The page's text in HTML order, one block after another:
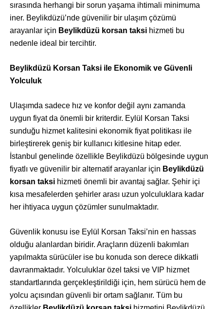
sırasında herhangi bir sorun yaşama ihtimali minimuma
iner. Beylikdüzü’nde güvenilir bir ulaşım çözümü
arayanlar için Beylikdüzü korsan taksi hizmeti bu
nedenle ideal bir tercihtir.
Beylikdüzü Korsan Taksi ile Ekonomik ve Güvenli
Yolculuk
Ulaşımda sadece hız ve konfor değil aynı zamanda
uygun fiyat da önemli bir kriterdir. Eylül Korsan Taksi
sunduğu hizmet kalitesini ekonomik fiyat politikası ile
birleştirerek geniş bir kullanıcı kitlesine hitap eder.
İstanbul genelinde özellikle Beylikdüzü bölgesinde uygun
fiyatlı ve güvenilir bir alternatif arayanlar için Beylikdüzü
korsan taksi hizmeti önemli bir avantaj sağlar. Şehir içi
kısa mesafelerden şehirler arası uzun yolculuklara kadar
her ihtiyaca uygun çözümler sunulmaktadır.
Güvenlik konusu ise Eylül Korsan Taksi’nin en hassas
olduğu alanlardan biridir. Araçların düzenli bakımları
yapılmakta sürücüler ise bu konuda son derece dikkatli
davranmaktadır. Yolculuklar özel taksi ve VIP hizmet
standartlarında gerçekleştirildiği için, hem sürücü hem de
yolcu açısından güvenli bir ortam sağlanır. Tüm bu